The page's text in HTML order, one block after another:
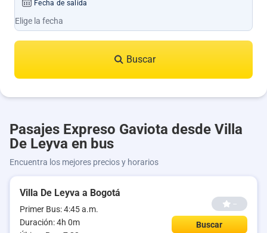
Fecha de salida
Buscar
Pasajes Expreso Gaviota desde Villa
De Leyva en bus
Encuentra los mejores precios y horarios
Villa De Leyva a Bogotá
Primer Bus: 4:45 a.m.
Duración: 4h 0m
--
Buscar